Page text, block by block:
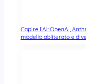
Capire l’AI: OpenAI,
modello abliterato e